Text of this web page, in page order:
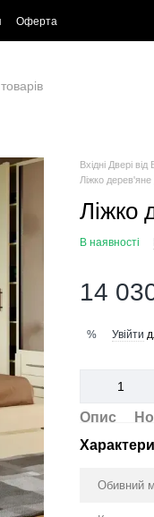
Оферта
Вхідні Двері
Ліжко
Ліжко
В наявності
14
% Увійти
Опис
Обивний